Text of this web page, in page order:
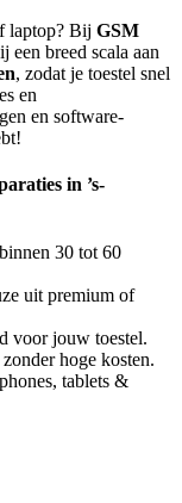
laptop? Bij GSM
een breed scala aan
, zodat je toestel snel
en
en software-
in ’s-
30 tot 60
uit premium of
voor jouw toestel.
hoge kosten.
tablets &